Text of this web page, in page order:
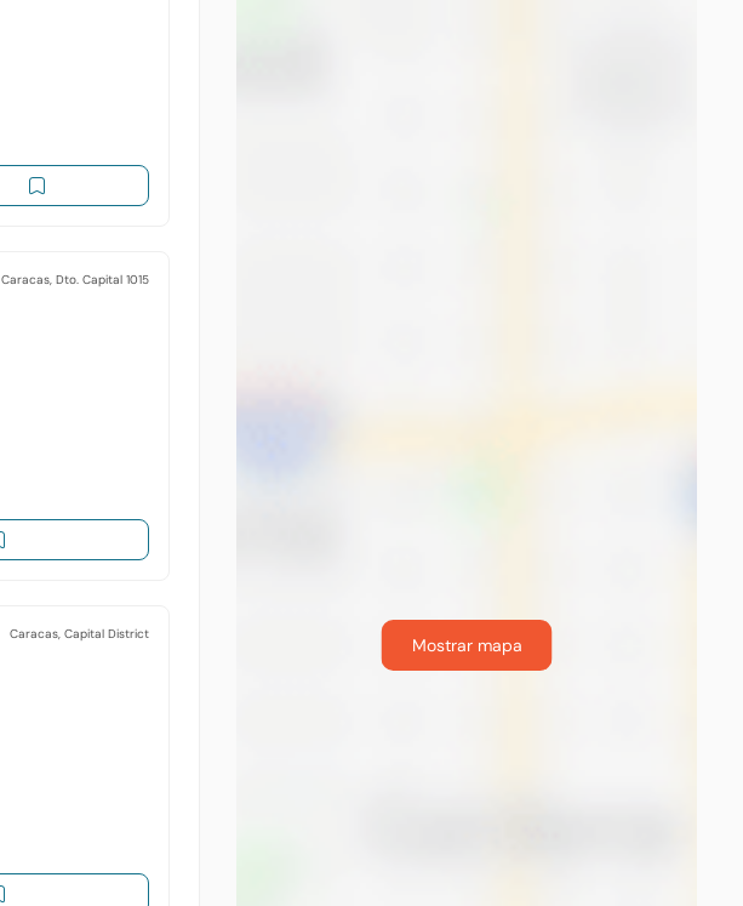
Caracas, Dto. Capital 1015
Caracas, Capital District
Mostrar mapa